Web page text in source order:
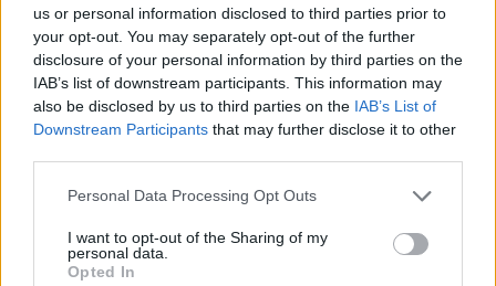
us or personal information disclosed to third parties prior to
your opt-out. You may separately opt-out of the further
disclosure of your personal information by third parties on the
IAB’s list of downstream participants. This information may
also be disclosed by us to third parties on the IAB’s List of
Downstream Participants that may further disclose it to other
Personal Data Processing Opt Outs
I want to opt-out of the Sharing of my
personal data.
Opted In
immár 1 mrd eurót meghaladó összeget fektetett be -
leányvállalatán keresztül...
KEDVES OLVASÓNK!
regisztrációhoz kötött.
Az előfizetés a következőket tartalmazza:
Portfolio.hu teljes cikkarchívum